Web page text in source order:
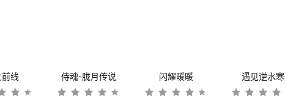
线 侍魂-胧月传说 闪耀暖暖 遇见逆水寒